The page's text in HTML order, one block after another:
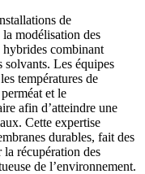
de
la modélisation des
hybrides combinant
Les équipes
températures de
et le
afin d’atteindre une
Cette expertise
durables, fait des
récupération des
de l’environnement.